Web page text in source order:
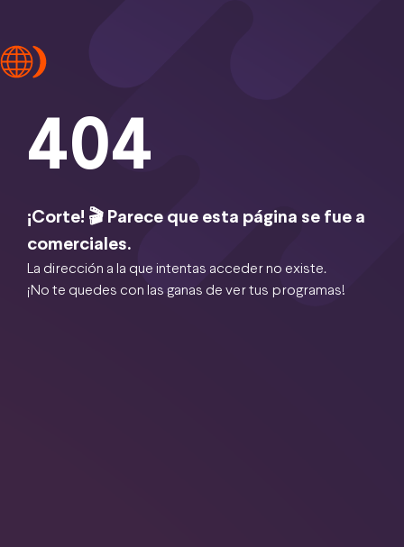
404
¡Corte! 🎬 Parece que esta página se fue a
comerciales.
La dirección a la que intentas acceder no existe.
¡No te quedes con las ganas de ver tus programas!